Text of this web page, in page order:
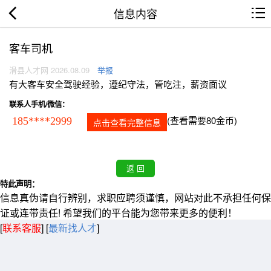
信息内容
客车司机
滑县人才网 2026.08.09 举报
有大客车安全驾驶经验，遵纪守法，管吃注，薪资面议
联系人手机/微信：
185****2999 点击查看完整信息 (查看需要80金币)
特此声明：
信息真伪请自行辨别，求职应聘须谨慎，网站对此不承担任何保
证或连带责任! 希望我们的平台能为您带来更多的便利！
[联系客服] [最新找人才]